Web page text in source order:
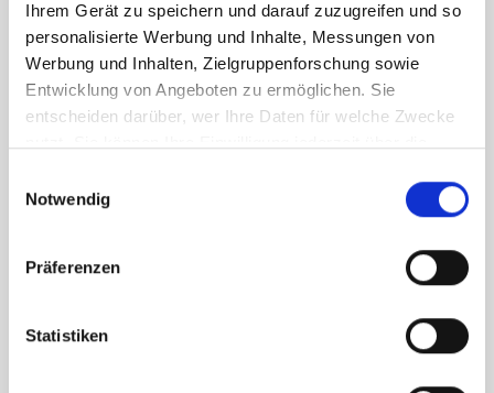
Ihrem Gerät zu speichern und darauf zuzugreifen und so
personalisierte Werbung und Inhalte, Messungen von
Werbung und Inhalten, Zielgruppenforschung sowie
Entwicklung von Angeboten zu ermöglichen. Sie
entscheiden darüber, wer Ihre Daten für welche Zwecke
Trigger Symbol ändern oder widerrufen
Informationen über Ihre geografische Lage
können
bestimmten Merkmalen (Fingerprinting) identifizieren
Notwendig
Präferenzen
Statistiken